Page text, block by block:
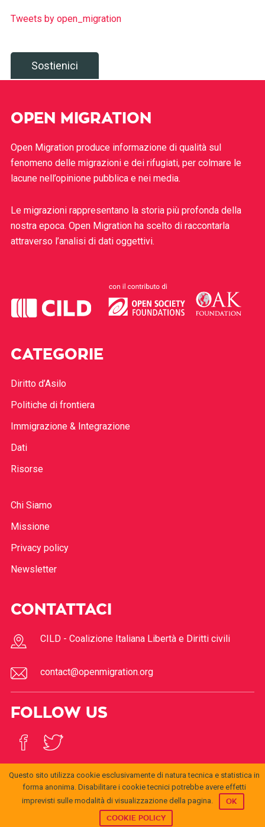
Tweets by open_migration
Sostienici
OPEN MIGRATION
Open Migration produce informazione di qualità sul
fenomeno delle migrazioni e dei rifugiati, per colmare le
lacune nell’opinione pubblica e nei media.
Le migrazioni rappresentano la storia più profonda della
nostra epoca. Open Migration ha scelto di raccontarla
attraverso l’analisi di dati oggettivi.
CATEGORIE
Diritto d’Asilo
Politiche di frontiera
Immigrazione & Integrazione
Dati
Risorse
Chi Siamo
Missione
Privacy policy
Newsletter
CONTATTACI
CILD - Coalizione Italiana Libertà e Diritti civili
contact@openmigration.org
FOLLOW US
is licensed under aCreative
Commons Attribution 4.0 International License.
Permissions beyond the scope of this license may be
© 2017 Open
Questo sito utilizza cookie esclusivamente di natura tecnica e statistica in
forma anonima. Disabilitare i cookie tecnici potrebbe avere effetti
imprevisti sulle modalità di visualizzazione della pagina.
OK
COOKIE POLICY